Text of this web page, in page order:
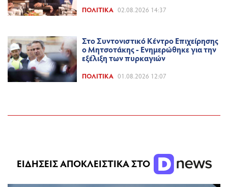
ΠΟΛΙΤΙΚΆ 02.08.2026 14:37
Στο Συντονιστικό Κέντρο Επιχείρησης
ο Μητσοτάκης - Ενημερώθηκε για την
εξέλιξη των πυρκαγιών
ΠΟΛΙΤΙΚΆ 01.08.2026 12:07
ΕΙΔΗΣΕΙΣ ΑΠΟΚΛΕΙΣΤΙΚΑ ΣΤΟ